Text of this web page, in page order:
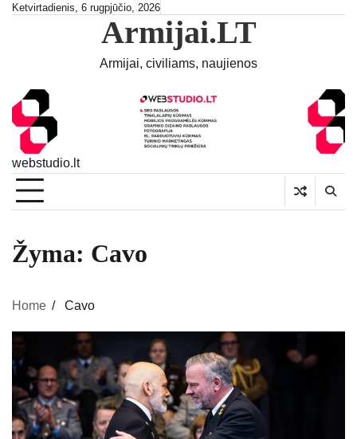
SkipKetvirtadienis, 6 rugpjūčio, 2026
Armijai.LT
Armijai, civiliams, naujienos
webstudio.lt
Žyma: Cavo
Home Cavo